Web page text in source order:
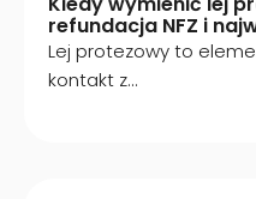
refundacja NFZ i
Lej protezowy to
kontakt z...